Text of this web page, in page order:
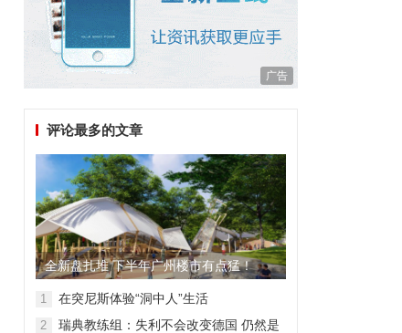
广告
评论最多的文章
全新盘扎堆 下半年广州楼市有点猛！
1 在突尼斯体验“洞中人”生活
2
瑞典教练组：失利不会改变德国 仍然是